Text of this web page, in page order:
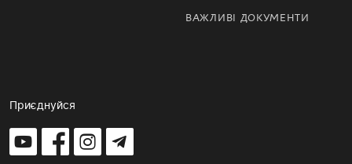
ВАЖЛИВІ ДОКУМЕНТИ
Приєднуйся